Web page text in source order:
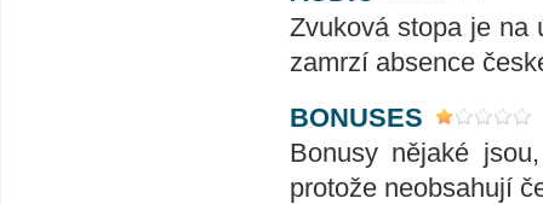
Zvuková stopa je na
zamrzí absence
BONUSES
Bonusy nějaké
protože neobsahují